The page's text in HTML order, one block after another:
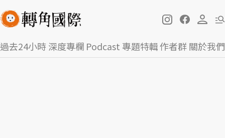
過去24小時深度專欄 Podcast 專題特輯作者群關於我們